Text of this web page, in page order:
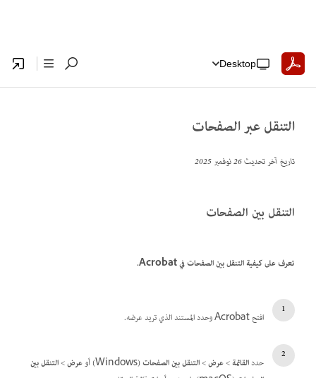
Desktop
التنقل عبر الصفحات
تاريخ آخر تحديث26 نوفمبر 2025
التنقل بين الصفحات
تعرف على كيفية التنقل بين الصفحات في Acrobat.
افتح Acrobat وحدد المستند الذي تريد عرضه.
حددالقائمة>عرض>التنقل بين الصفحات(Windows) أو عرض>التنقل بين